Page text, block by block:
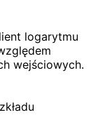
logarytmu
wejściowych.